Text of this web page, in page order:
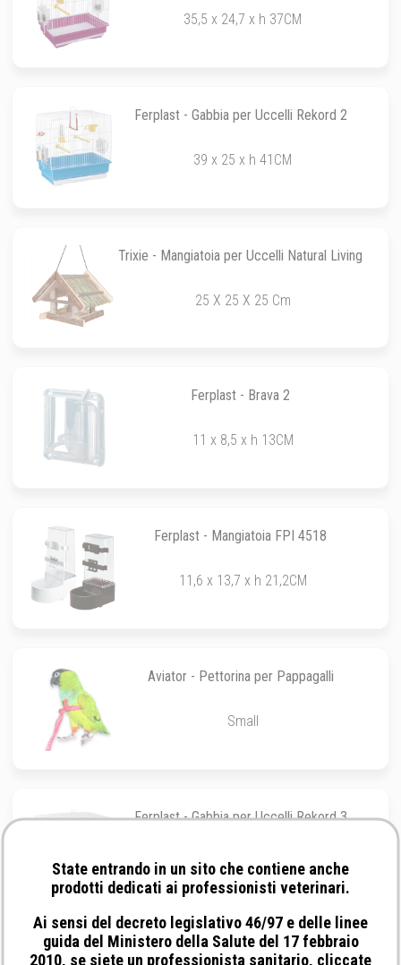
35,5 x 24,7 x h 37CM
Ferplast - Gabbia per Uccelli Rekord 2
39 x 25 x h 41CM
Trixie - Mangiatoia per Uccelli Natural Living
25 X 25 X 25 Cm
Ferplast - Brava 2
11 x 8,5 x h 13CM
Ferplast - Mangiatoia FPI 4518
11,6 x 13,7 x h 21,2CM
Aviator - Pettorina per Pappagalli
Small
Ferplast - Gabbia per Uccelli Rekord 3
49 x 30 x h 48,5CM
Ferplast - Mangiatoia FPI 4322
State entrando in un sito che contiene anche
prodotti dedicati ai professionisti veterinari.
Ai sensi del decreto legislativo 46/97 e delle linee
guida del Ministero della Salute del 17 febbraio
2010, se siete un professionista sanitario, cliccate